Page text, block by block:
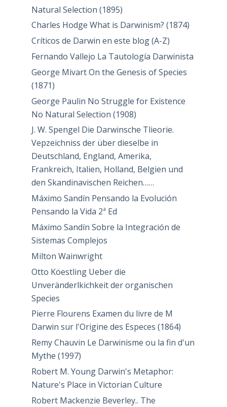
Natural Selection (1895)
Charles Hodge What is Darwinism? (1874)
Críticos de Darwin en este blog (A-Z)
Fernando Vallejo La Tautología Darwinista
George Mivart On the Genesis of Species
(1871)
George Paulin No Struggle for Existence
No Natural Selection (1908)
J. W. Spengel Die Darwinsche Tlieorie.
Vepzeichniss der über dieselbe in
Deutschland, England, Amerika,
Frankreich, Italien, Holland, Belgien und
den Skandinavischen Reichen……
Máximo Sandín Pensando la Evolución
Pensando la Vida 2ª Ed
Máximo Sandín Sobre la Integración de
Sistemas Complejos
Milton Wainwright
Otto Köestling Ueber die
Unveränderlkichkeit der organischen
Species
Pierre Flourens Examen du livre de M
Darwin sur l'Origine des Especes (1864)
Remy Chauvin Le Darwinisme ou la fin d'un
Mythe (1997)
Robert M. Young Darwin's Metaphor:
Nature's Place in Victorian Culture
Robert Mackenzie Beverley.. The